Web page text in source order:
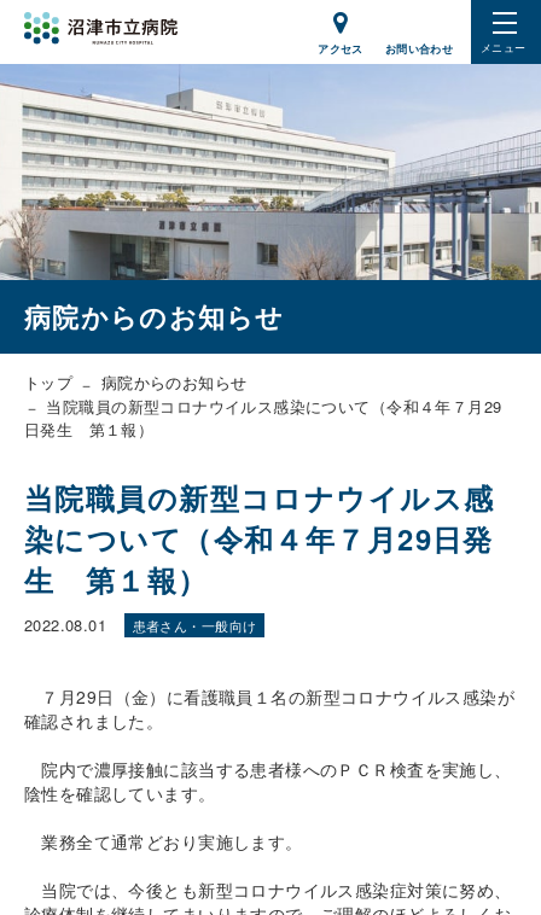
メニュー
アクセス お問い合わせ
病院からのお知らせ
トップ
病院からのお知らせ
当院職員の新型コロナウイルス感染について（令和４年７月29
日発生 第１報）
当院職員の新型コロナウイルス感
染について（令和４年７月29日発
生 第１報）
2022.08.01 患者さん・一般向け
７月29日（金）に看護職員１名の新型コロナウイルス感染が
確認されました。
院内で濃厚接触に該当する患者様へのＰＣＲ検査を実施し、
陰性を確認しています。
業務全て通常どおり実施します。
当院では、今後とも新型コロナウイルス感染症対策に努め、